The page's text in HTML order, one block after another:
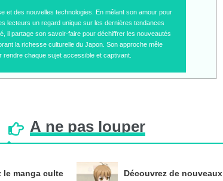
et des nouvelles technologies. En mêlant son amour pour
lecteurs un regard unique sur les dernières tendances
il partage son savoir-faire pour déchiffrer les nouveautés
la richesse culturelle du Japon. Son approche mêle
chaque sujet accessible et captivant.
À ne pas louper
le manga culte
Découvrez de nouveaux